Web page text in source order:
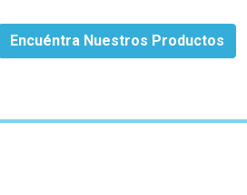
Encuéntra Nuestros Productos